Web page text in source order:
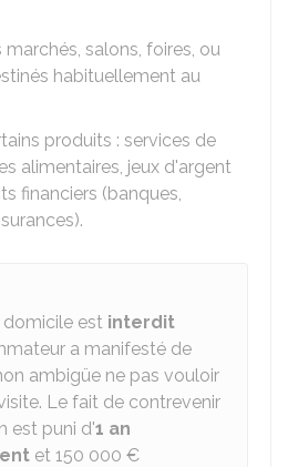
marchés, salons, foires, ou
habituellement au
produits : services de
alimentaires, jeux d'argent
financiers (banques,
domicile est interdit
a manifesté de
ambigüe ne pas vouloir
Le fait de contrevenir
est puni d'1 an
et 150 000 €